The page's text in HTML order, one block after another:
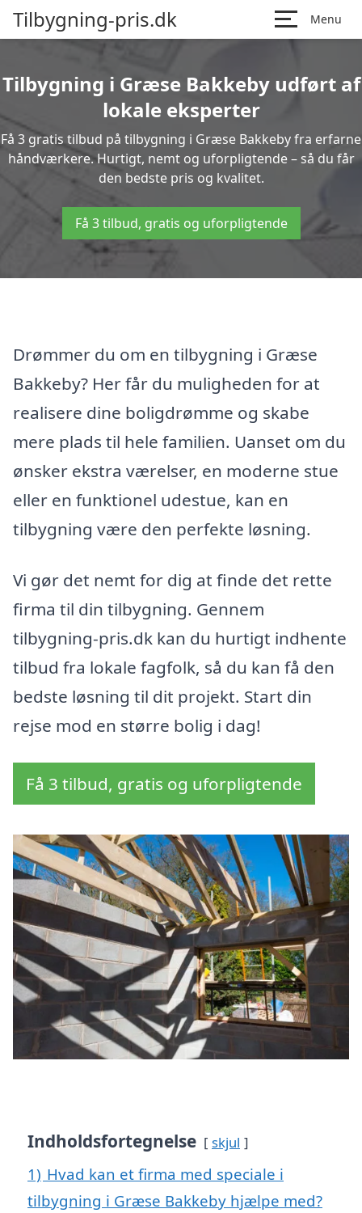
Tilbygning-pris.dk Menu
Tilbygning i Græse Bakkeby udført af
lokale eksperter
Få 3 gratis tilbud på tilbygning i Græse Bakkeby fra erfarne
håndværkere. Hurtigt, nemt og uforpligtende – så du får
den bedste pris og kvalitet.
Få 3 tilbud, gratis og uforpligtende
Drømmer du om en tilbygning i Græse
Bakkeby? Her får du muligheden for at
realisere dine boligdrømme og skabe
mere plads til hele familien. Uanset om du
ønsker ekstra værelser, en moderne stue
eller en funktionel udestue, kan en
tilbygning være den perfekte løsning.
Vi gør det nemt for dig at finde det rette
firma til din tilbygning. Gennem
tilbygning-pris.dk kan du hurtigt indhente
tilbud fra lokale fagfolk, så du kan få den
bedste løsning til dit projekt. Start din
rejse mod en større bolig i dag!
Få 3 tilbud, gratis og uforpligtende
Indholdsfortegnelse skjul
1) Hvad kan et firma med speciale i
tilbygning i Græse Bakkeby hjælpe med?